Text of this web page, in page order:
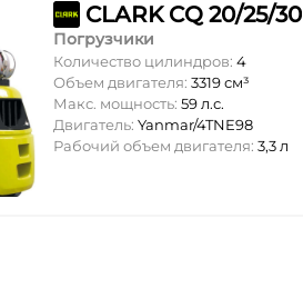
CLARK CQ 20/25/30
Погрузчики
Количество цилиндров: 4
Объем двигателя: 3319 см³
Макс. мощность: 59 л.с.
Двигатель: Yanmar/4TNE98
Рабочий объем двигателя: 3,3 л